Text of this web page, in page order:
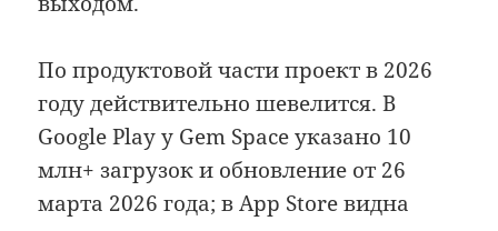
По продуктовой части проект в 2026
году действительно шевелится. В
Google Play у Gem Space указано 10
млн+ загрузок и обновление от 26
марта 2026 года; в App Store видна